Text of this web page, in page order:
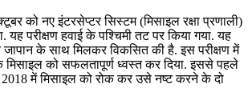
को नए इंटरसेप्टर सिस्टम (मिसाइल रक्षा प्रणाली)
यह परीक्षण हवाई के पश्चिमी तट पर किया गया. यह
जापान के साथ मिलकर विकसित की है. इस परीक्षण में
मिसाइल को सफलतापूर्ण ध्वस्त कर दिया. इससे पहले
में मिसाइल को रोक कर उसे नष्ट करने के दो